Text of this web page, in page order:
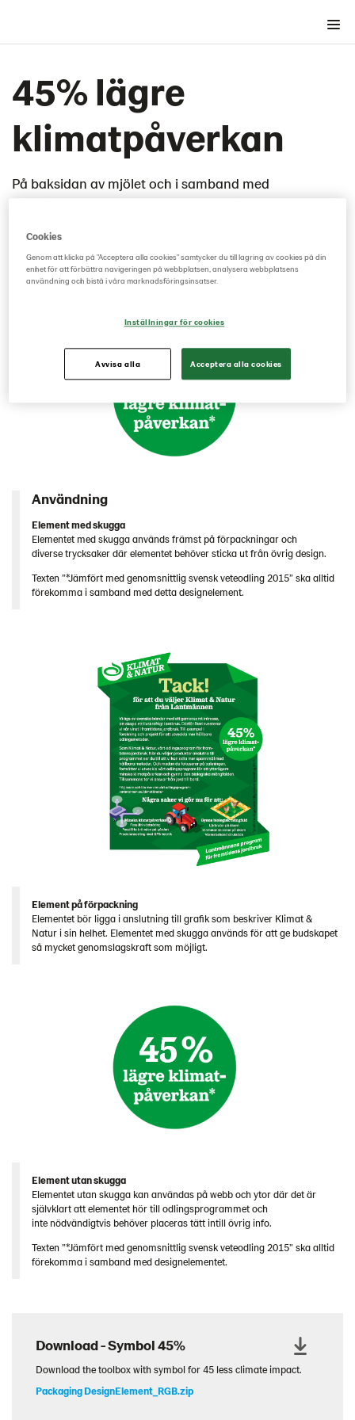
Grafiska byggstenar
Lantmännen som Garant
Lantmännen som Avsändare
Riktlinjer (bolag och koncern)
Tillämpningar
Klimat & Natur
Logotyp
Logotyp med budskap
Bildmanér
Mönster & illustrationer
45% lägre klimatpåverkan
Framtidsgården
I You We
Digital implementering
Kontakt
Engelska
Download - Symbol 45%
Download the toolbox with symbol for 45 less climate impact.
Packaging DesignElement_RGB.zip
45% lägre
klimatpåverkan
På baksidan av mjölet och i samband med
positiva inverkan med budskapet "45% lägre
klimatpåverkan*".
Användning
Element med skugga
Elementet med skugga används främst på förpackningar och
diverse trycksaker där elementet behöver sticka ut från övrig design.
Texten ”*Jämfört med genomsnittlig svensk veteodling 2015” ska alltid
förekomma i samband med detta designelement.
Element på förpackning
Elementet bör ligga i anslutning till grafik som beskriver Klimat &
Natur i sin helhet. Elementet med skugga används för att ge budskapet
så mycket genomslagskraft som möjligt.
Element utan skugga
Elementet utan skugga kan användas på webb och ytor där det är
självklart att elementet hör till odlingsprogrammet och
inte nödvändigtvis behöver placeras tätt intill övrig info.
Texten ”*Jämfört med genomsnittlig svensk veteodling 2015” ska alltid
förekomma i samband med designelementet.
Cookies
Genom att klicka på "Acceptera alla cookies" samtycker du till lagring av cookies på din
enhet för att förbättra navigeringen på webbplatsen, analysera webbplatsens
användning och bistå i våra marknadsföringsinsatser.
Inställningar för cookies
Avvisa alla Acceptera alla cookies